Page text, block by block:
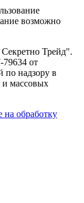
возможно
Трейд".
от
по надзору в
и массовых
на обработку